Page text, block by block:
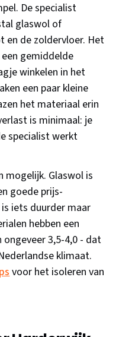
De specialist
glaswol of
en de zoldervloer. Het
gemiddelde
winkelen in het
een paar kleine
het materiaal erin
is minimaal: je
specialist werkt
mogelijk. Glaswol is
goede prijs-
iets duurder maar
hebben een
3,5-4,0 - dat
klimaat.
voor het isoleren van